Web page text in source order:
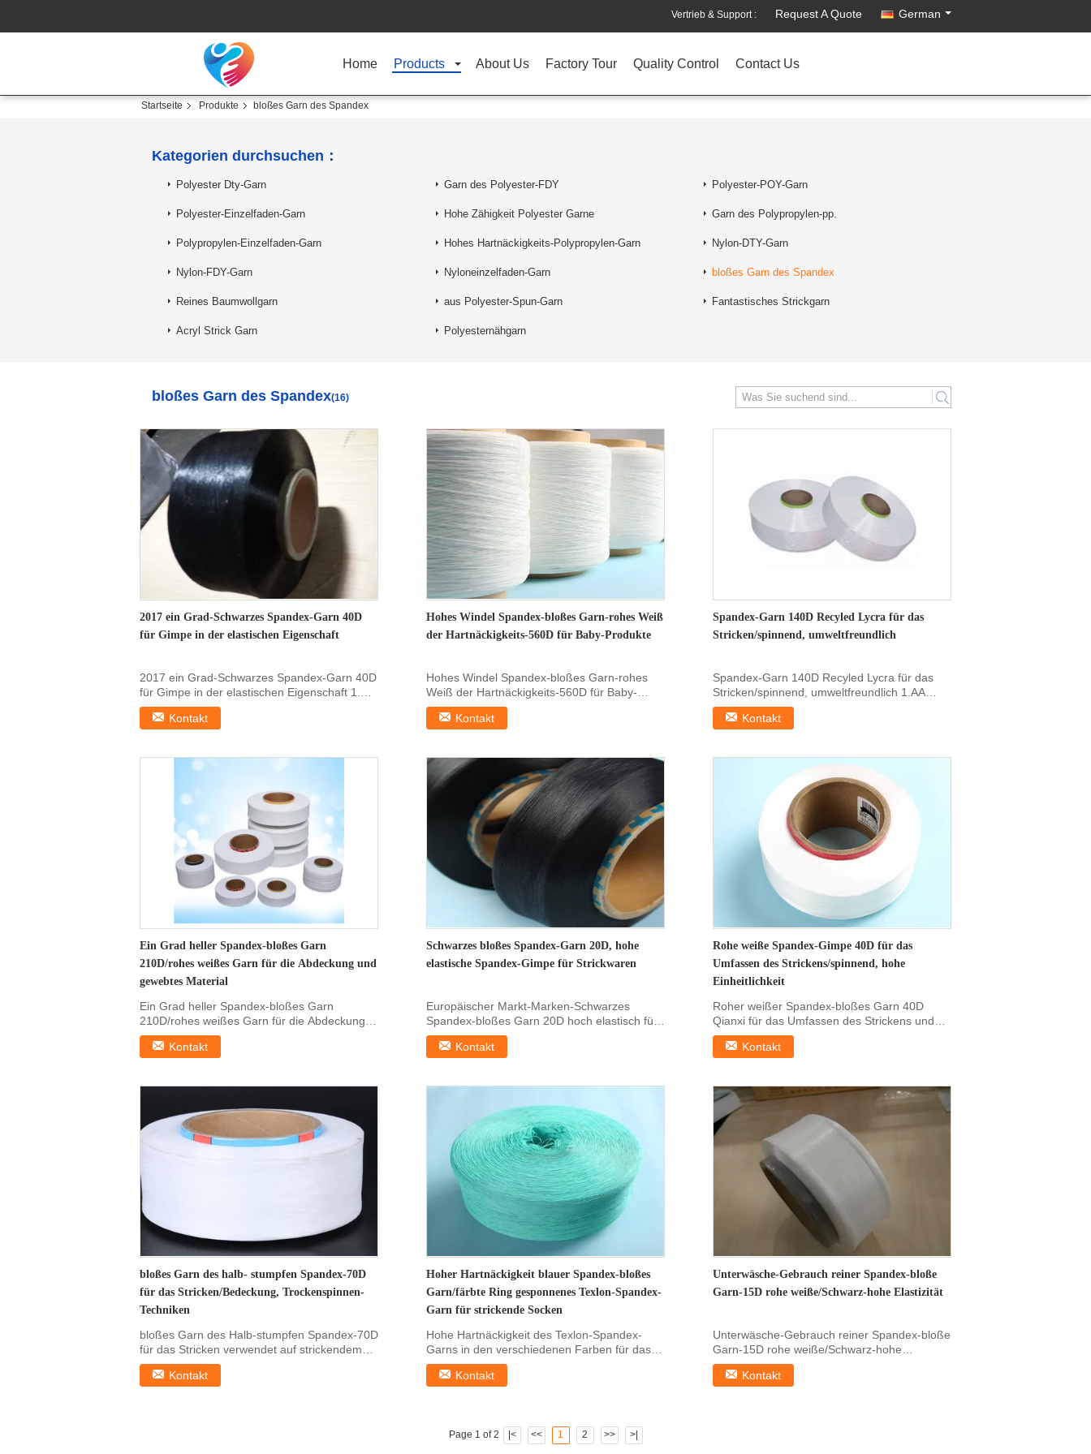
Vertrieb & Support : Request A Quote German
Home Products About Us Factory Tour Quality Control Contact Us
Startseite Produkte bloßes Garn des Spandex
Kategorien durchsuchen：
Polyester Dty-Garn Garn des Polyester-FDY Polyester-POY-Garn
Polyester-Einzelfaden-Garn Hohe Zähigkeit Polyester Garne Garn des Polypropylen-pp.
Polypropylen-Einzelfaden-Garn Hohes Hartnäckigkeits-Polypropylen-Garn Nylon-DTY-Garn
Nylon-FDY-Garn Nyloneinzelfaden-Garn bloßes Garn des Spandex
Reines Baumwollgarn aus Polyester-Spun-Garn Fantastisches Strickgarn
Acryl Strick Garn Polyesternähgarn
bloßes Garn des Spandex(16) search
2017 ein Grad-Schwarzes Spandex-Garn 40D
für Gimpe in der elastischen Eigenschaft
2017 ein Grad-Schwarzes Spandex-Garn 40D
für Gimpe in der elastischen Eigenschaft 1.
Produkt...
Kontakt
Hohes Windel Spandex-bloßes Garn-rohes Weiß
der Hartnäckigkeits-560D für Baby-Produkte
Hohes Windel Spandex-bloßes Garn-rohes
Weiß der Hartnäckigkeits-560D für Baby-
Produkte Produkt...
Kontakt
Spandex-Garn 140D Recyled Lycra für das
Stricken/spinnend, umweltfreundlich
Spandex-Garn 140D Recyled Lycra für das
Stricken/spinnend, umweltfreundlich 1.AA
Grad, hohe Qualit...
Kontakt
Ein Grad heller Spandex-bloßes Garn
210D/rohes weißes Garn für die Abdeckung und
gewebtes Material
Ein Grad heller Spandex-bloßes Garn
210D/rohes weißes Garn für die Abdeckung
und gewebtes Material ...
Kontakt
Schwarzes bloßes Spandex-Garn 20D, hohe
elastische Spandex-Gimpe für Strickwaren
Europäischer Markt-Marken-Schwarzes
Spandex-bloßes Garn 20D hoch elastisch für
Strickwaren 1. ...
Kontakt
Rohe weiße Spandex-Gimpe 40D für das
Umfassen des Strickens/spinnend, hohe
Einheitlichkeit
Roher weißer Spandex-bloßes Garn 40D
Qianxi für das Umfassen des Strickens und
des Spinnens Produkt...
Kontakt
bloßes Garn des halb- stumpfen Spandex-70D
für das Stricken/Bedeckung, Trockenspinnen-
Techniken
bloßes Garn des Halb-stumpfen Spandex-70D
für das Stricken verwendet auf strickendem
Kreisgewebe ...
Kontakt
Hoher Hartnäckigkeit blauer Spandex-bloßes
Garn/färbte Ring gesponnenes Texlon-Spandex-
Garn für strickende Socken
Hohe Hartnäckigkeit des Texlon-Spandex-
Garns in den verschiedenen Farben für das
Stricken Produkt...
Kontakt
Unterwäsche-Gebrauch reiner Spandex-bloße
Garn-15D rohe weiße/Schwarz-hohe Elastizität
Unterwäsche-Gebrauch reiner Spandex-bloße
Garn-15D rohe weiße/Schwarz-hohe
Elastizität Einleitung ...
Kontakt
Page 1 of 2 |< << 1 2 >> >|